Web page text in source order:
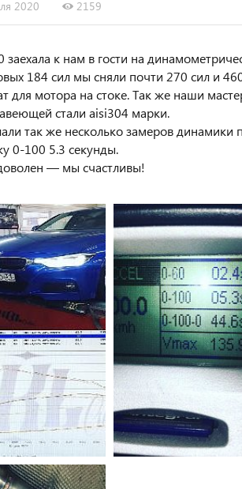
2020 2159
заехала к нам в гости на
184 сил мы сняли почти 270 сил и
для мотора на стоке. Так же наши
стали aisi304 марки.
так же несколько замеров
0-100 5.3 секунды.
— мы счастливы!